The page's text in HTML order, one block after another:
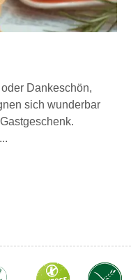
Dankeschön,
sich wunderbar